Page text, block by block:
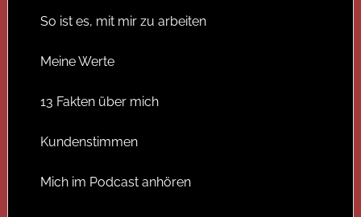
So ist es, mit mir zu arbeiten
Meine Werte
13 Fakten über mich
Kundenstimmen
Mich im Podcast anhören